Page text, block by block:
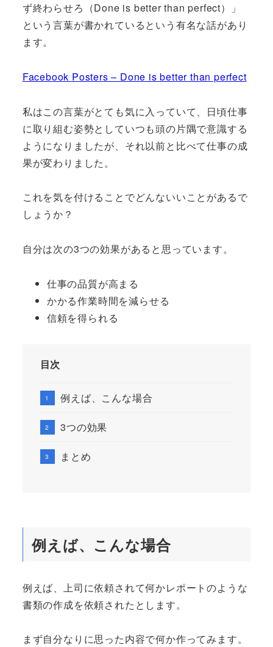
ず終わらせろ（Done is better than perfect）」
という言葉が書かれているという有名な話があり
ます。
Facebook Posters – Done is better than perfect
私はこの言葉がとても気に入っていて、日頃仕事
に取り組む姿勢としていつも頭の片隅で意識する
ようになりましたが、それ以前と比べて仕事の成
果が変わりました。
これを気を付けることでどんないいことがあるで
しょうか？
自分は次の3つの効果があると思っています。
仕事の品質が高まる
かかる作業時間を減らせる
信頼を得られる
目次
例えば、こんな場合
3つの効果
まとめ
例えば、こんな場合
例えば、上司に依頼されて何かレポートのような
書類の作成を依頼されたとします。
まず自分なりに思った内容で何か作ってみます。